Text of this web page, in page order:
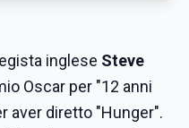
inglese Steve
Oscar per "12 anni
aver diretto "Hunger".